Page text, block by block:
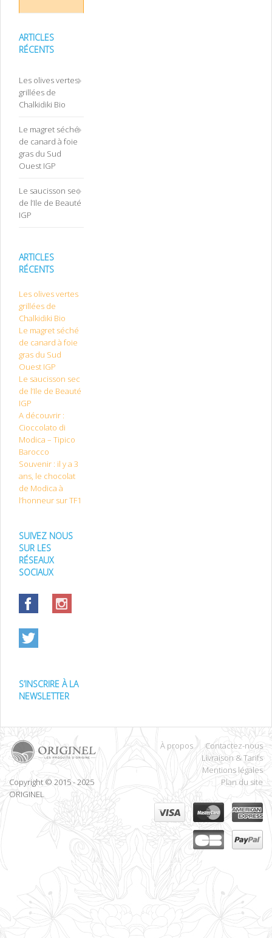
ARTICLES
RÉCENTS
Les olives vertes
grillées de
Chalkidiki Bio
Le magret séché
de canard à foie
gras du Sud
Ouest IGP
Le saucisson sec
de l’Ile de Beauté
IGP
ARTICLES
RÉCENTS
Les olives vertes
grillées de
Chalkidiki Bio
Le magret séché
de canard à foie
gras du Sud
Ouest IGP
Le saucisson sec
de l’Ile de Beauté
IGP
A découvrir :
Cioccolato di
Modica – Tipico
Barocco
Souvenir : il y a 3
ans, le chocolat
de Modica à
l’honneur sur TF1
SUIVEZ NOUS
SUR LES
RÉSEAUX
SOCIAUX
S’INSCRIRE À LA
NEWSLETTER
Copyright © 2015 - 2025
ORIGINEL
À propos
Contactez-nous
Livraison & Tarifs
Mentions légales
Plan du site